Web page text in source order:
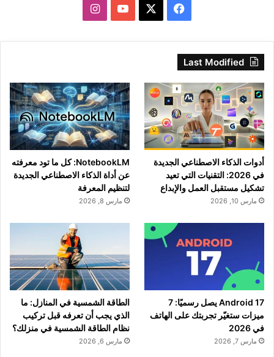
فيسبوك ‫YouTubeانستقرام
Last Modified
أدوات الذكاء الاصطناعي الجديدة
في 2026: التقنيات التي تعيد
تشكيل مستقبل العمل والإبداع
مارس 10, 2026
NotebookLM: كل ما تود معرفته
عن أداة الذكاء الاصطناعي الجديدة
لتنظيم المعرفة
مارس 8, 2026
Android 17 يصل رسميًا: 7
ميزات ستغيّر تجربتك على الهاتف
في 2026
مارس 7, 2026
الطاقة الشمسية في المنازل: ما
الذي يجب أن تعرفه قبل تركيب
نظام الطاقة الشمسية في منزلك؟
مارس 6, 2026